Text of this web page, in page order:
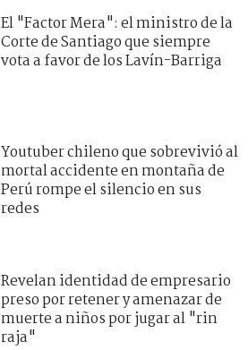
El "Factor Mera": el ministro de la
Corte de Santiago que siempre
vota a favor de los Lavín-Barriga
Youtuber chileno que sobrevivió al
mortal accidente en montaña de
Perú rompe el silencio en sus
redes
Revelan identidad de empresario
preso por retener y amenazar de
muerte a niños por jugar al "rin
raja"